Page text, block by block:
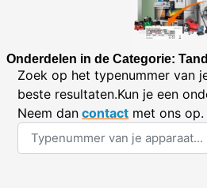
Onderdelen in de Categorie:
Zoek op het typenummer van
beste resultaten.Kun je een
Neem dan contact met ons op.